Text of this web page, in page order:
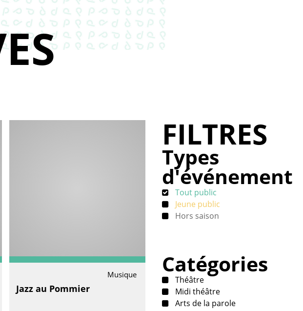
Musique
Jazz au Pommier
FILTRES
Types
d'événement
Tout public
Jeune public
Hors saison
Catégories
Théâtre
Midi théâtre
Arts de la parole